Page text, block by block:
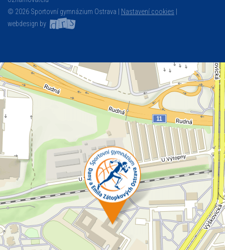
© 2026 Sportovní gymnázium Ostrava |
Nastavení cookies
webdesign by